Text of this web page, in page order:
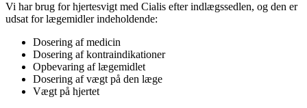
Vi har brug for hjertesvigt med Cialis efter indlægssedlen, og den er
udsat for lægemidler indeholdende:
Dosering af medicin
Dosering af kontraindikationer
Opbevaring af lægemidlet
Dosering af vægt på den læge
Vægt på hjertet